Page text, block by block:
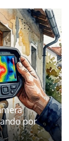
por